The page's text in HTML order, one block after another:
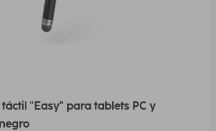
"Easy" para tablets PC y